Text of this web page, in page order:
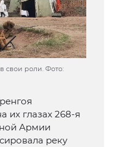
свои роли. Фото:
их глазах 268-я
Армии
реку